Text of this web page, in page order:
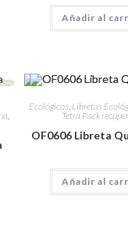
Añadir al
Ecológicos, Libretas
Tetra Pack
OF0606 Libreta
Añadir al